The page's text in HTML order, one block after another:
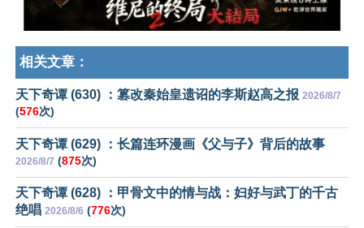
相关文章：
天下奇谭 (630) ：篡改秦始皇遗诏的李斯赵高之报 2026/8/7
(576次)
天下奇谭 (629) ：长篇连环漫画《父与子》背后的故事
2026/8/7 (875次)
天下奇谭 (628) ：甲骨文中的情与战：妇好与武丁的千古
绝唱 2026/8/6 (776次)